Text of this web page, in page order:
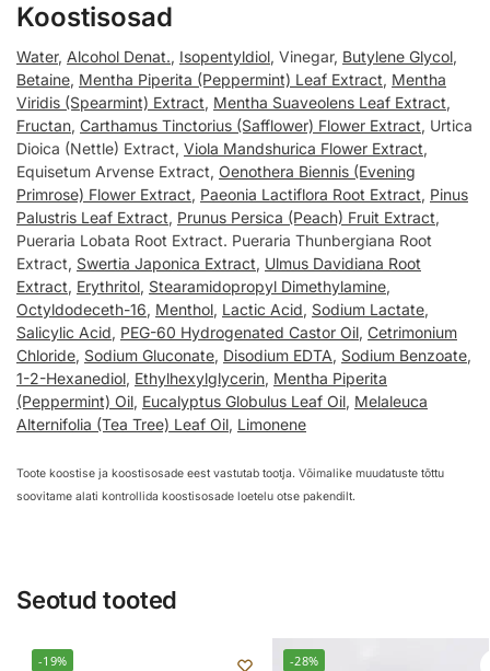
Koostisosad
Water, Alcohol Denat., Isopentyldiol, Vinegar, Butylene Glycol,
Betaine, Mentha Piperita (Peppermint) Leaf Extract, Mentha
Viridis (Spearmint) Extract, Mentha Suaveolens Leaf Extract,
Fructan, Carthamus Tinctorius (Safflower) Flower Extract, Urtica
Dioica (Nettle) Extract, Viola Mandshurica Flower Extract,
Equisetum Arvense Extract, Oenothera Biennis (Evening
Primrose) Flower Extract, Paeonia Lactiflora Root Extract, Pinus
Palustris Leaf Extract, Prunus Persica (Peach) Fruit Extract,
Pueraria Lobata Root Extract. Pueraria Thunbergiana Root
Extract, Swertia Japonica Extract, Ulmus Davidiana Root
Extract, Erythritol, Stearamidopropyl Dimethylamine,
Octyldodeceth-16, Menthol, Lactic Acid, Sodium Lactate,
Salicylic Acid, PEG-60 Hydrogenated Castor Oil, Cetrimonium
Chloride, Sodium Gluconate, Disodium EDTA, Sodium Benzoate,
1-2-Hexanediol, Ethylhexylglycerin, Mentha Piperita
(Peppermint) Oil, Eucalyptus Globulus Leaf Oil, Melaleuca
Alternifolia (Tea Tree) Leaf Oil, Limonene
Toote koostise ja koostisosade eest vastutab tootja. Võimalike muudatuste tõttu
soovitame alati kontrollida koostisosade loetelu otse pakendilt.
Seotud tooted
-19% -28%